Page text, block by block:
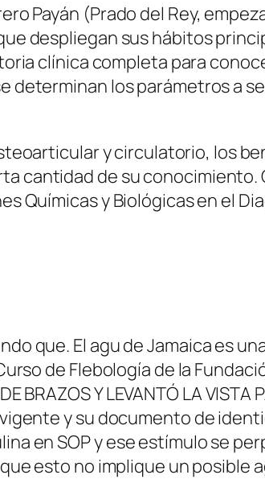
Payán (Prado del Rey,
despliegan sus hábitos
clínica completa para
determinan los parámetros a
y circulatorio, los
cantidad de su conocimiento.
Químicas y Biológicas en el
que. El agu de Jamaica es
de Flebología de la
BRAZOS Y LEVANTÓ LA VISTA
y su documento de
en SOP y ese estímulo se
esto no implique un posible